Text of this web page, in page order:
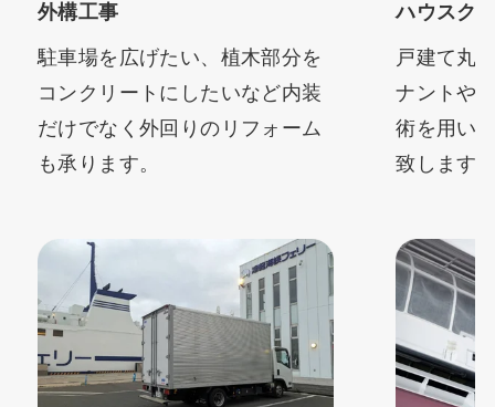
外構工事
駐車場を広げたい、植木部分を
コンクリートにしたいなど内装
だけでなく外回りのリフォーム
も承ります。
ハウスク
戸建て丸
ナントや
術を用い
致します